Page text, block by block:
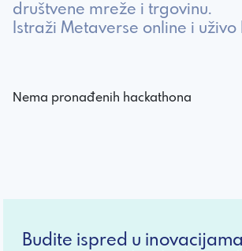
društvene mreže i trgovinu.
Istraži Metaverse online i uživo
Nema pronađenih hackathona
Budite ispred u